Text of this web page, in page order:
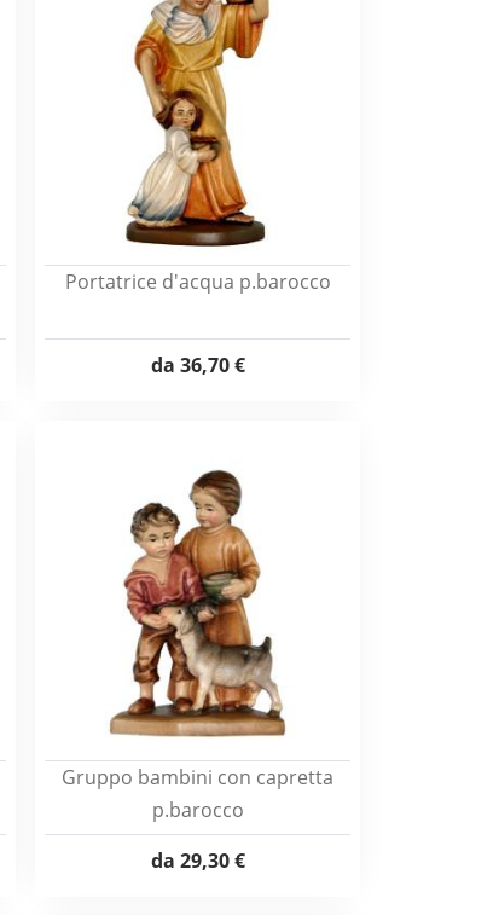
Portatrice d'acqua p.barocco
da 36,70 €
Gruppo bambini con capretta
p.barocco
da 29,30 €